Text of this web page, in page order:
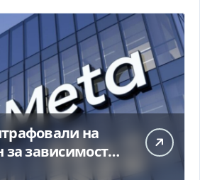
на
за зависимость